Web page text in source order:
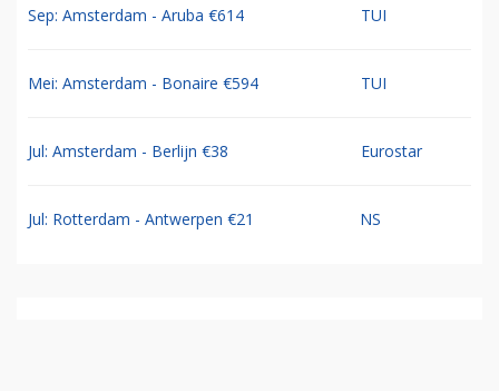
Sep: Amsterdam - Aruba €614 TUI
Mei: Amsterdam - Bonaire €594 TUI
Jul: Amsterdam - Berlijn €38 Eurostar
Jul: Rotterdam - Antwerpen €21 NS